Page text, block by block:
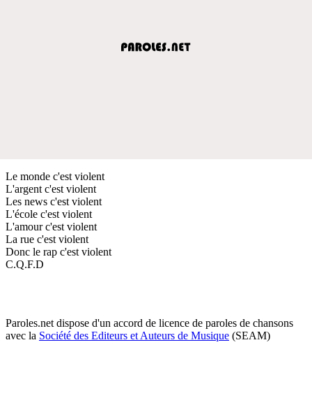
Le monde c'est violent
L'argent c'est violent
Les news c'est violent
L'école c'est violent
L'amour c'est violent
La rue c'est violent
Donc le rap c'est violent
C.Q.F.D
Paroles.net dispose d'un accord de licence de paroles de chansons
avec la Société des Editeurs et Auteurs de Musique (SEAM)